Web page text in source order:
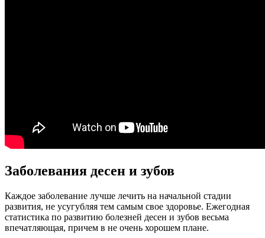
Заболевания десен и зубов
Каждое заболевание лучше лечить на начальной стадии
развития, не усугубляя тем самым свое здоровье. Ежегодная
статистика по развитию болезней десен и зубов весьма
впечатляющая, причем в не очень хорошем плане.